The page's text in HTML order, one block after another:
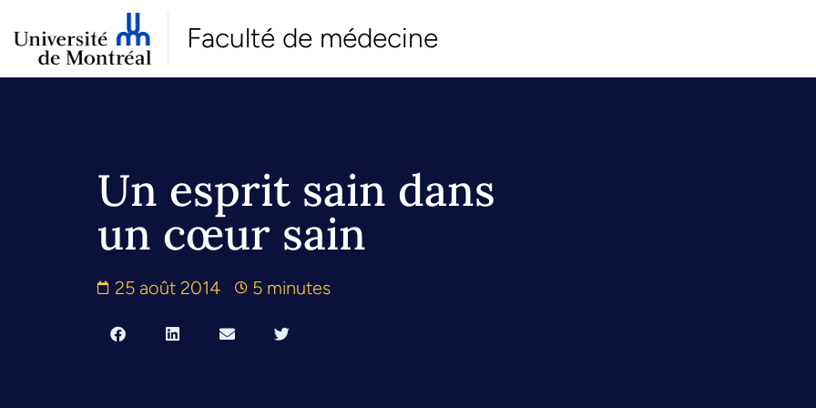
Faculté de médecine
Un esprit sain dans
un cœur sain
25 août 2014 5 minutes